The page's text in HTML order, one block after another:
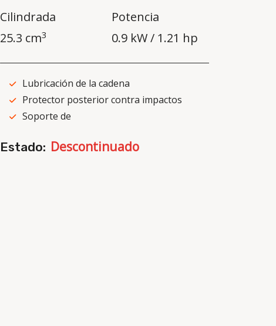
Cilindrada
25.3 cm3
Potencia
0.9 kW / 1.21 hp
Lubricación de la cadena
Protector posterior contra impactos
Soporte de
Estado: Descontinuado